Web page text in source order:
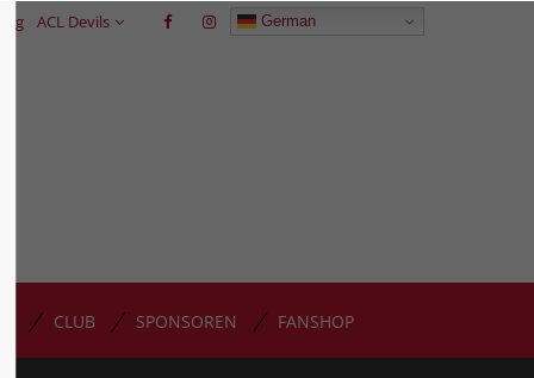
ACL Devils German
CLUB SPONSOREN FANSHOP